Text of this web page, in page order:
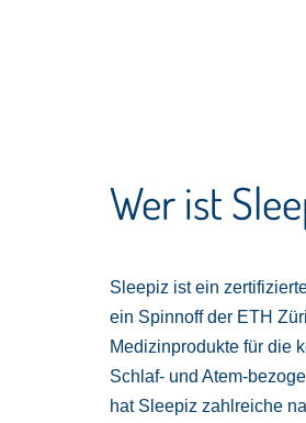
Wer ist
Sleepiz ist ein
ein Spinnoff der ETH
Medizinprodukte für die
Schlaf- und Atem-
hat Sleepiz zahlreiche